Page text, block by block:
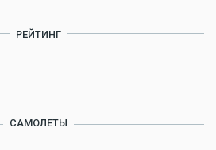
РЕЙТИНГ
САМОЛЕТЫ